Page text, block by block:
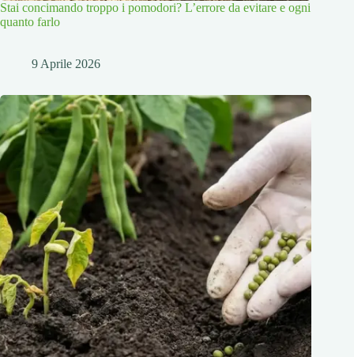
Stai concimando troppo i pomodori? L’errore da evitare e ogni
quanto farlo
9 Aprile 2026